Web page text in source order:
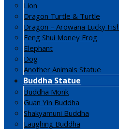
Lion
Dragon Turtle & Turtle
Dragon – Arowana Lucky
Feng Shui Money Frog
Elephant
Dog
Another Animals Statue
Buddha Statue
Buddha Monk
Guan Yin Buddha
Shakyamuni Buddha
Laughing Buddha